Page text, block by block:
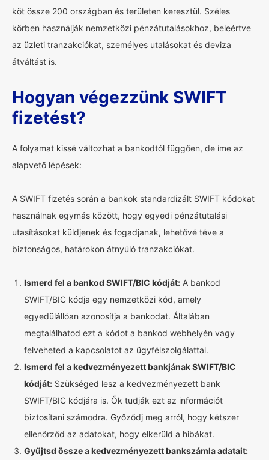
köt össze 200 országban és területen keresztül. Széles
körben használják nemzetközi pénzátutalásokhoz, beleértve
az üzleti tranzakciókat, személyes utalásokat és deviza
átváltást is.
Hogyan végezzünk SWIFT
fizetést?
A folyamat kissé változhat a bankodtól függően, de íme az
alapvető lépések:
A SWIFT fizetés során a bankok standardizált SWIFT kódokat
használnak egymás között, hogy egyedi pénzátutalási
utasításokat küldjenek és fogadjanak, lehetővé téve a
biztonságos, határokon átnyúló tranzakciókat.
Ismerd fel a bankod SWIFT/BIC kódját: A bankod
SWIFT/BIC kódja egy nemzetközi kód, amely
egyedülállóan azonosítja a bankodat. Általában
megtalálhatod ezt a kódot a bankod webhelyén vagy
felveheted a kapcsolatot az ügyfélszolgálattal.
Ismerd fel a kedvezményezett bankjának SWIFT/BIC
kódját: Szükséged lesz a kedvezményezett bank
SWIFT/BIC kódjára is. Ők tudják ezt az információt
biztosítani számodra. Győződj meg arról, hogy kétszer
ellenőrzöd az adatokat, hogy elkerüld a hibákat.
Gyűjtsd össze a kedvezményezett bankszámla adatait: